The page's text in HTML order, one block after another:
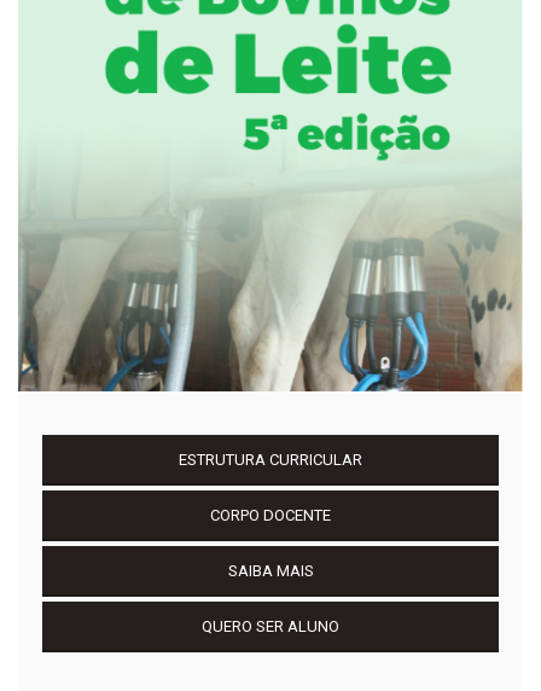
ESTRUTURA CURRICULAR
CORPO DOCENTE
SAIBA MAIS
QUERO SER ALUNO